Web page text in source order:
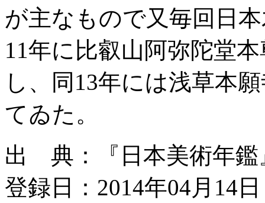
が主なもので又毎回日
11年に比叡山阿弥陀堂
し、同13年には浅草本
てゐた。
出 典：『日本美術年鑑
登録日：2014年04月14日